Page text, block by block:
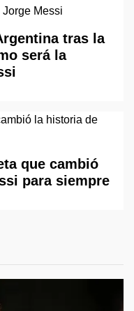
tras la
será la
que cambió
para siempre